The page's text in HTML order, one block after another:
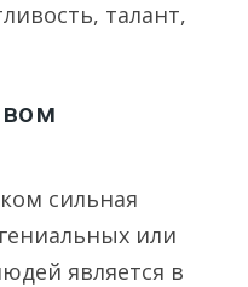
талант,
сильная
или
является в